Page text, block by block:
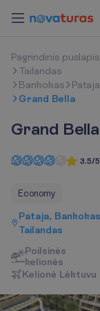
Pagrindinis puslapis
Tailandas
Bankokas
Pataja
Grand Bella
Grand Bella
3.5/5
Economy
Pataja,
Tailandas
Poilsinės
kelionės
Kelionė L ėktuvu